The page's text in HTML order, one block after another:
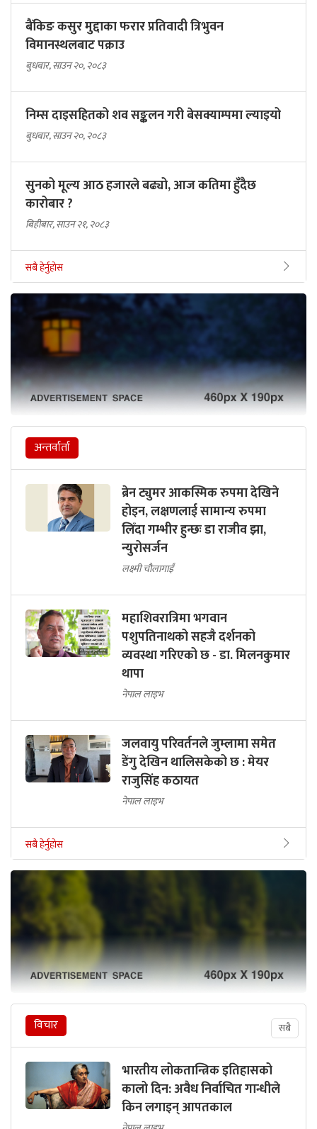
बैंकिङ कसुर मुद्दाका फरार प्रतिवादी त्रिभुवन
विमानस्थलबाट पक्राउ
बुधबार, साउन २०, २०८३
निम्स दाइसहितको शव सङ्कलन गरी बेसक्याम्पमा ल्याइयो
बुधबार, साउन २०, २०८३
सुनको मूल्य आठ हजारले बढ्यो, आज कतिमा हुँदैछ
कारोबार ?
बिहीबार, साउन २१, २०८३
सबै हेर्नुहोस
अन्तर्वार्ता
ब्रेन ट्युमर आकस्मिक रुपमा देखिने
होइन, लक्षणलाई सामान्य रुपमा
लिँदा गम्भीर हुन्छः डा राजीव झा,
न्युरोसर्जन
लक्ष्मी चौलागाईं
महाशिवरात्रिमा भगवान
पशुपतिनाथको सहजै दर्शनको
व्यवस्था गरिएको छ - डा. मिलनकुमार
थापा
नेपाल लाइभ
जलवायु परिवर्तनले जुम्लामा समेत
डेंगु देखिन थालिसकेको छ : मेयर
राजुसिंह कठायत
नेपाल लाइभ
सबै हेर्नुहोस
विचार सबै
भारतीय लोकतान्त्रिक इतिहासको
कालो दिन: अवैध निर्वाचित गान्धीले
किन लगाइन् आपतकाल